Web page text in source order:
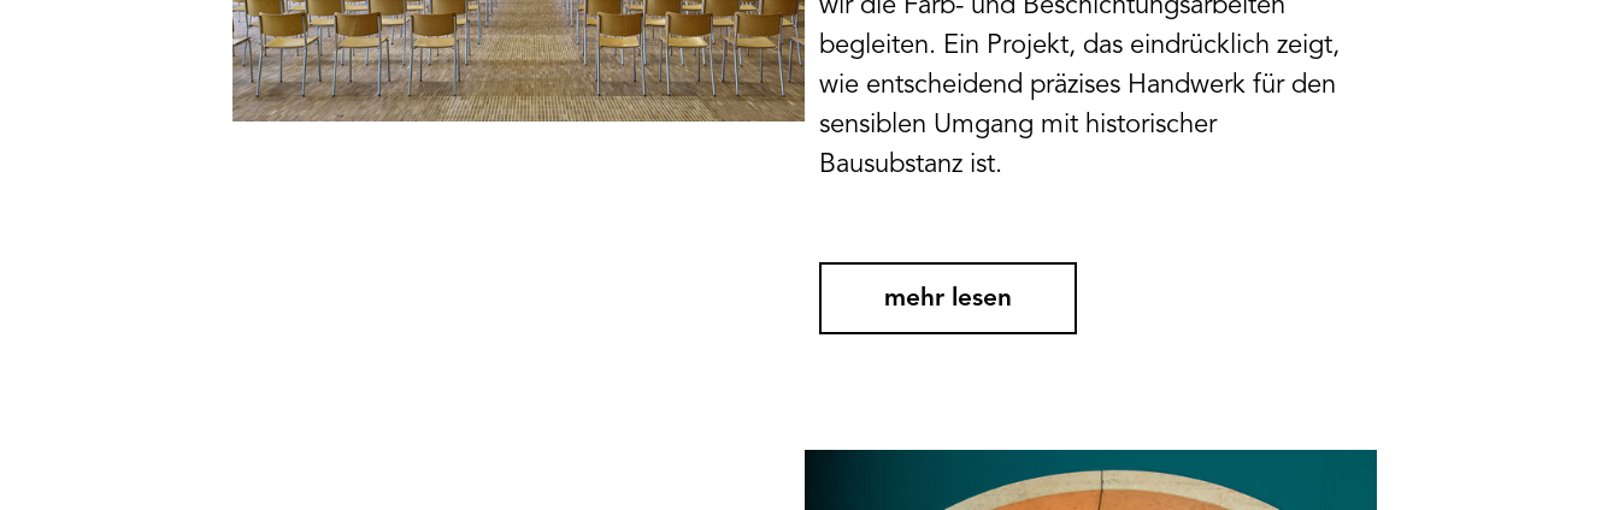
wir die Farb- und Beschichtungsarbeiten
begleiten. Ein Projekt, das eindrücklich zeigt,
wie entscheidend präzises Handwerk für den
sensiblen Umgang mit historischer
Bausubstanz ist.
mehr lesen